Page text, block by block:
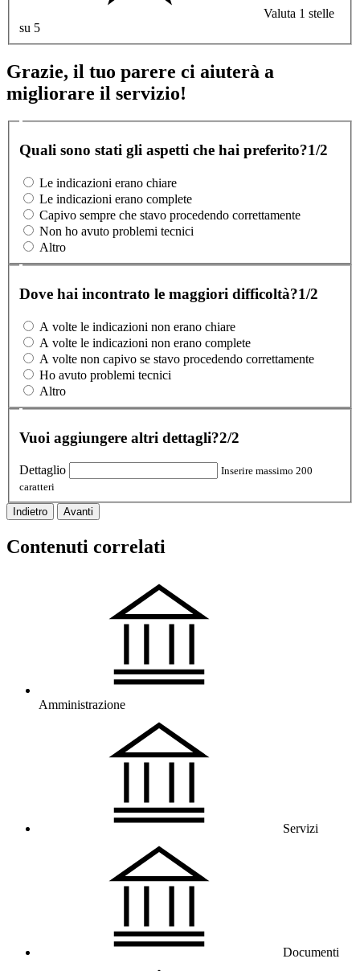
Valuta 1 stelle
su 5
Grazie, il tuo parere ci aiuterà a
migliorare il servizio!
Quali sono stati gli aspetti che hai preferito?1/2
Le indicazioni erano chiare
Le indicazioni erano complete
Capivo sempre che stavo procedendo correttamente
Non ho avuto problemi tecnici
Altro
Dove hai incontrato le maggiori difficoltà?1/2
A volte le indicazioni non erano chiare
A volte le indicazioni non erano complete
A volte non capivo se stavo procedendo correttamente
Ho avuto problemi tecnici
Altro
Vuoi aggiungere altri dettagli?2/2
Dettaglio
Inserire massimo 200
caratteri
Indietro Avanti
Contenuti correlati
Amministrazione
Servizi
Documenti